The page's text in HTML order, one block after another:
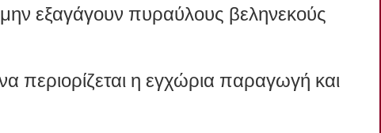
εξαγάγουν πυραύλους βεληνεκούς
περιορίζεται η εγχώρια παραγωγή και